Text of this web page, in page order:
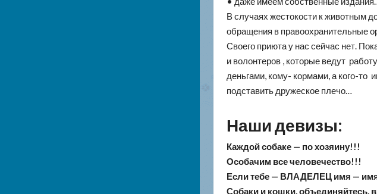
В случаях жестокости к животным
обращения в правоохранительные
Своего приюта у нас сейчас нет.
и волонтеров , которые ведут
деньгами, кому- кормами, а кого-то
подставить дружеское плечо…
Наши девизы:
Каждой собаке — по хозяину!!!
Особачим все человечество!!!
Если тебе — ВЛАДЕЛЕЦ имя —
Собаки и кошки, объединяйтесь,